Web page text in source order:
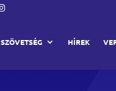
SZÖVETSÉG HÍREK